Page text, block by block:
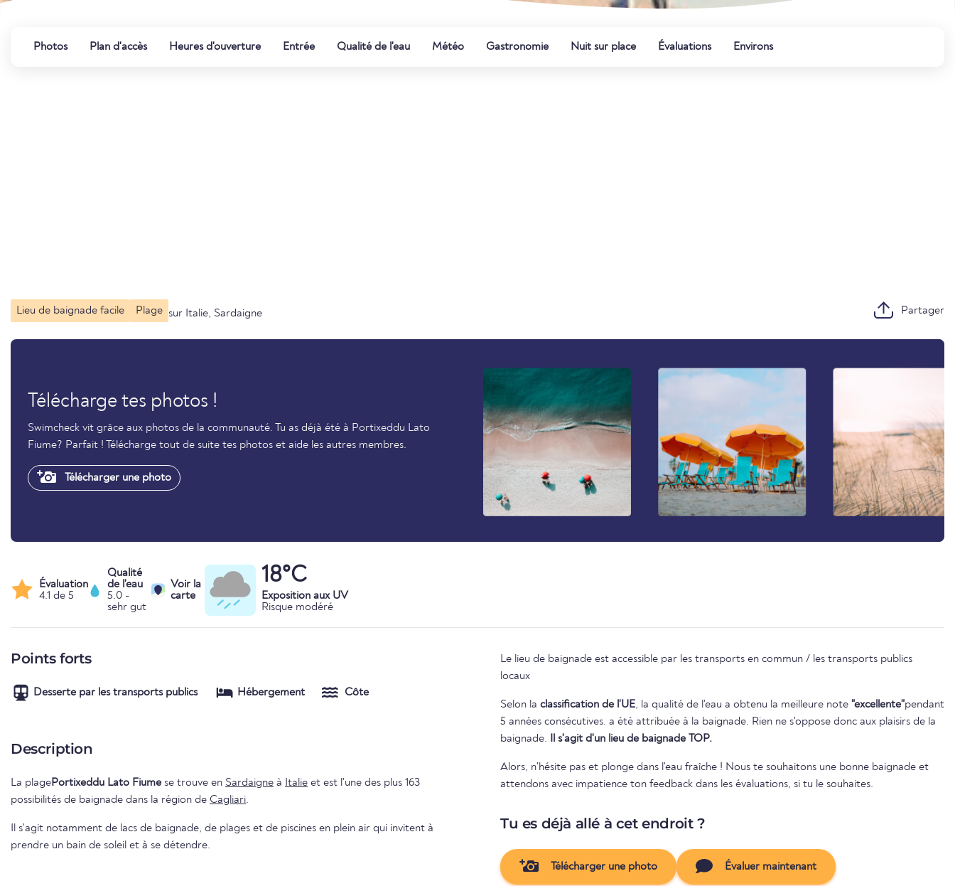
Photos Plan d'accès Heures d'ouverture Entrée Qualité de l'eau Météo Gastronomie Nuit sur place Évaluations Environs
Lieu de baignade facile Plage sur Italie, Sardaigne Partager
Télécharge tes photos !
Swimcheck vit grâce aux photos de la communauté. Tu as déjà été à Portixeddu Lato
Fiume? Parfait ! Télécharge tout de suite tes photos et aide les autres membres.
Télécharger une photo
Évaluation
4.1 de 5
Qualité
de l'eau
5.0 -
sehr gut
Voir la
carte
18°C
Exposition aux UV
Risque modéré
Points forts
Desserte par les transports publics Hébergement Côte
Description
La plagePortixeddu Lato Fiume se trouve en Sardaigne à Italie et est l'une des plus 163
possibilités de baignade dans la région de Cagliari.
Il s'agit notamment de lacs de baignade, de plages et de piscines en plein air qui invitent à
prendre un bain de soleil et à se détendre.
Le lieu de baignade est accessible par les transports en commun / les transports publics
locaux
Selon la classification de l'UE, la qualité de l'eau a obtenu la meilleure note "excellente"pendant
5 années consécutives. a été attribuée à la baignade. Rien ne s'oppose donc aux plaisirs de la
baignade.
Il s'agit d'un lieu de baignade TOP.
Alors, n'hésite pas et plonge dans l'eau fraîche ! Nous te souhaitons une bonne baignade et
attendons avec impatience ton feedback dans les évaluations, si tu le souhaites.
Tu es déjà allé à cet endroit ?
Télécharger une photo Évaluer maintenant